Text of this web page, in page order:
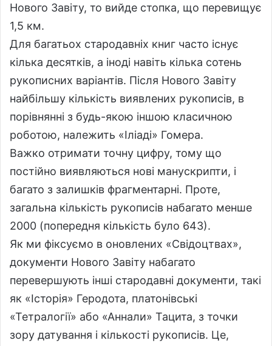
Нового Завіту, то вийде стопка, що перевищує
1,5 км.
Для багатьох стародавніх книг часто існує
кілька десятків, а іноді навіть кілька сотень
рукописних варіантів. Після Нового Завіту
найбільшу кількість виявлених рукописів, в
порівнянні з будь-якою іншою класичною
роботою, належить «Іліаді» Гомера.
Важко отримати точну цифру, тому що
постійно виявляються нові манускрипти, і
багато з залишків фрагментарні. Проте,
загальна кількість рукописів набагато менше
2000 (попередня кількість було 643).
Як ми фіксуємо в оновлених «Свідоцтвах»,
документи Нового Завіту набагато
перевершують інші стародавні документи, такі
як «Історія» Геродота, платонівські
«Тетралогії» або «Аннали» Тацита, з точки
зору датування і кількості рукописів. Це,